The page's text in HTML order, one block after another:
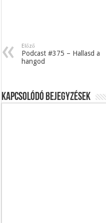
Előző
Podcast #375 – Hallasd a
hangod
Kapcsolódó bejegyzések